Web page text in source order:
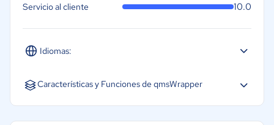
Idiomas:
Inglés
Servicio al cliente 10.0
Características y Funciones de qmsWrapper